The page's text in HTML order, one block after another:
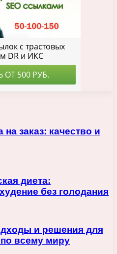
заказ: качество и
диета:
без голодания
и решения для
по всему миру